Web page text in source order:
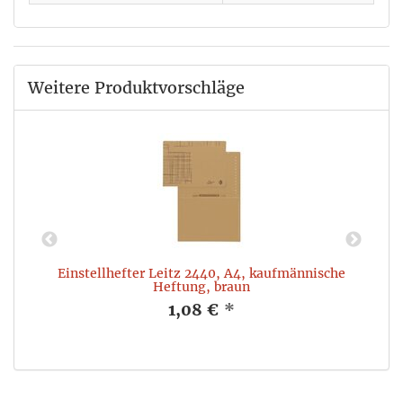
Weitere Produktvorschläge
Einstellhefter Leitz 2440, A4, kaufmännische
Heftung, braun
1,08 € *